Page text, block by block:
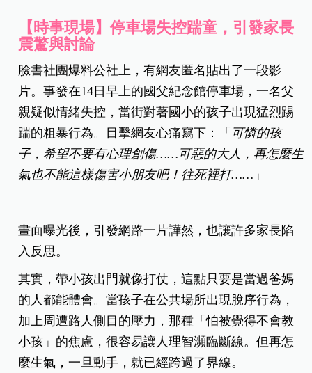
【時事現場】停車場失控踹童，引發家長
震驚與討論
臉書社團爆料公社上，有網友匿名貼出了一段影
片。事發在14日早上的國父紀念館停車場，一名父
親疑似情緒失控，當街對著國小的孩子出現猛烈踢
踹的粗暴行為。目擊網友心痛寫下：「 可憐的孩
子，希望不要有心理創傷…… 可惡的大人，再怎麼生
氣也不能這樣傷害小朋友吧！往死裡打…… 」
畫面曝光後，引發網路一片譁然，也讓許多家長陷
入反思。
其實，帶小孩出門就像打仗，這點只要是當過爸媽
的人都能體會。當孩子在公共場所出現脫序行為，
加上周遭路人側目的壓力，那種「怕被覺得不會教
小孩」的焦慮，很容易讓人理智瀕臨斷線。但再怎
麼生氣，一旦動手，就已經跨過了界線。